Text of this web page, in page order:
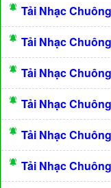
Tải Nhạc
Tải Nhạc
Tải Nhạc
Tải Nhạc
Tải Nhạc
Tải Nhạc